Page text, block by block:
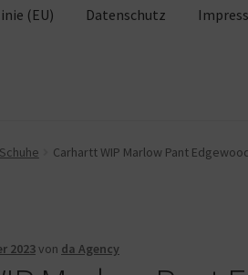
(EU) Datenschutz
Datenschutz Impressum Kasse
Schuhe Carhartt WIP Marlow Pant Edgewood
2023von da Agency